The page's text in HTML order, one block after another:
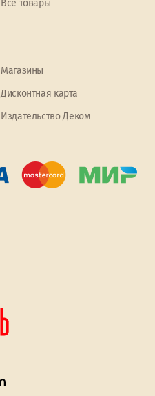
Все товары
Магазины
Дисконтная карта
Издательство Деком